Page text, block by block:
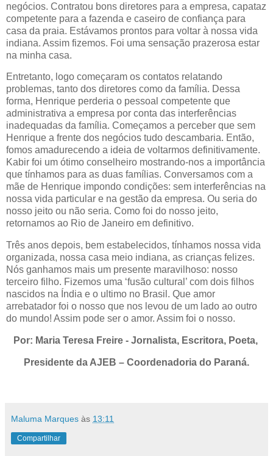
negócios. Contratou bons diretores para a empresa, capataz
competente para a fazenda e caseiro de confiança para
casa da praia. Estávamos prontos para voltar à nossa vida
indiana. Assim fizemos. Foi uma sensação prazerosa estar
na minha casa.
Entretanto, logo começaram os contatos relatando
problemas, tanto dos diretores como da família. Dessa
forma, Henrique perderia o pessoal competente que
administrativa a empresa por conta das interferências
inadequadas da família. Começamos a perceber que sem
Henrique a frente dos negócios tudo descambaria. Então,
fomos amadurecendo a ideia de voltarmos definitivamente.
Kabir foi um ótimo conselheiro mostrando-nos a importância
que tínhamos para as duas famílias. Conversamos com a
mãe de Henrique impondo condições: sem interferências na
nossa vida particular e na gestão da empresa. Ou seria do
nosso jeito ou não seria. Como foi do nosso jeito,
retornamos ao Rio de Janeiro em definitivo.
Três anos depois, bem estabelecidos, tínhamos nossa vida
organizada, nossa casa meio indiana, as crianças felizes.
Nós ganhamos mais um presente maravilhoso: nosso
terceiro filho. Fizemos uma ‘fusão cultural’ com dois filhos
nascidos na Índia e o ultimo no Brasil. Que amor
arrebatador foi o nosso que nos levou de um lado ao outro
do mundo! Assim pode ser o amor. Assim foi o nosso.
Por: Maria Teresa Freire - Jornalista, Escritora, Poeta,
Presidente da AJEB – Coordenadoria do Paraná.
Maluma Marques às 13:11
Compartilhar